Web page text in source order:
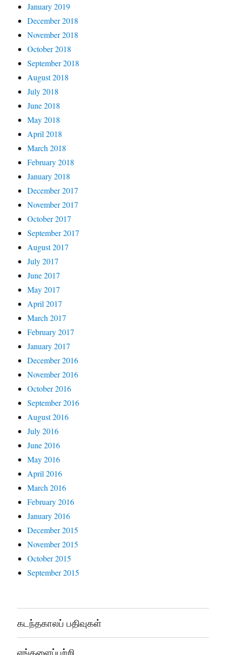
January 2019
December 2018
November 2018
October 2018
September 2018
August 2018
July 2018
June 2018
May 2018
April 2018
March 2018
February 2018
January 2018
December 2017
November 2017
October 2017
September 2017
August 2017
July 2017
June 2017
May 2017
April 2017
March 2017
February 2017
January 2017
December 2016
November 2016
October 2016
September 2016
August 2016
July 2016
June 2016
May 2016
April 2016
March 2016
February 2016
January 2016
December 2015
November 2015
October 2015
September 2015
கடந்தகாலப் பதிவுகள்
எங்களைப்பற்றி